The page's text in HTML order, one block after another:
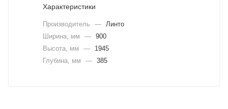
Характеристики
Производитель — Линто
Ширина, мм
— 900
Высота, мм
—
1945
Глубина, мм
— 385